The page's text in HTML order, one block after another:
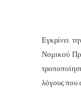
Εγκρίνει
Νομικού
λόγους που